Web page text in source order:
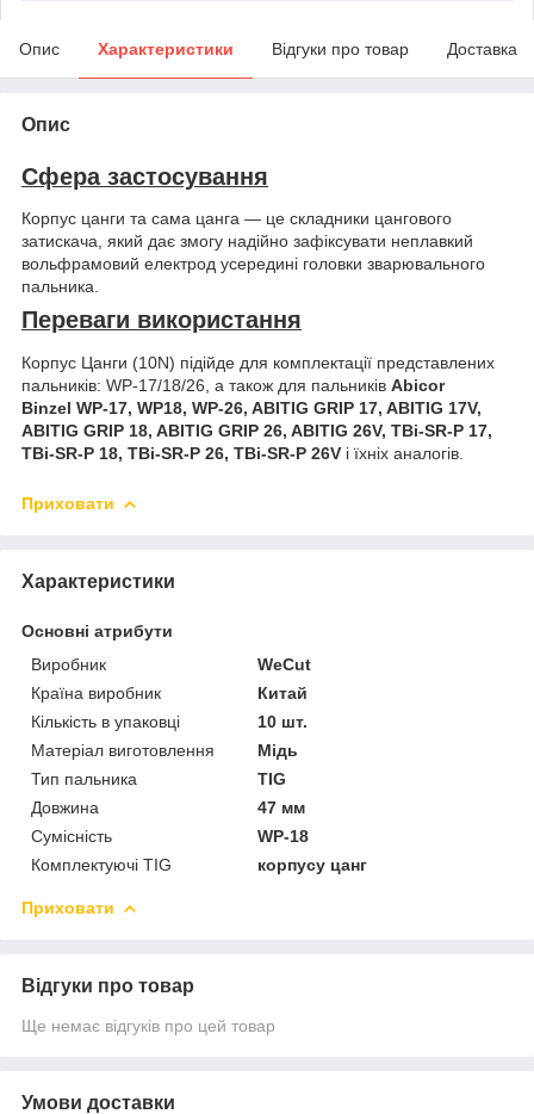
Опис Характеристики Відгуки про товар Доставка
Опис
Сфера застосування
Корпус цанги та сама цанга — це складники цангового
затискача, який дає змогу надійно зафіксувати неплавкий
вольфрамовий електрод усередині головки зварювального
пальника.
Переваги використання
Корпус Цанги (10N) підійде для комплектації представлених
пальників: WP-17/18/26, а також для пальників Abicor
Binzel WP-17, WP18, WP-26, ABITIG GRIP 17, ABITIG 17V,
ABITIG GRIP 18, ABITIG GRIP 26, ABITIG 26V, TBi-SR-P 17,
TBi-SR-P 18, TBi-SR-P 26, TBi-SR-P 26V і їхніх аналогів.
Приховати
Характеристики
Основні атрибути
Виробник
WeCut
Країна виробник
Китай
Кількість в упаковці
10 шт.
Матеріал виготовлення
Мідь
Тип пальника
TIG
Довжина
47 мм
Сумісність
WP-18
Комплектуючі TIG
корпусу цанг
Приховати
Відгуки про товар
Ще немає відгуків про цей товар
Умови доставки